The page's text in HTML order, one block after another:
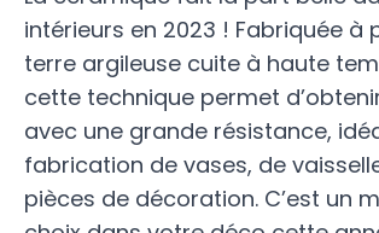
intérieurs en 2023 ! Fabriquée à
terre argileuse cuite à haute
cette technique permet
avec une grande résistance,
fabrication de vases, de
pièces de décoration. C’est un